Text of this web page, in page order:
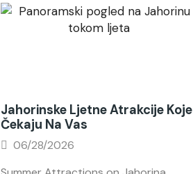
Jahorinske Ljetne Atrakcije Koje
Čekaju Na Vas
06/28/2026